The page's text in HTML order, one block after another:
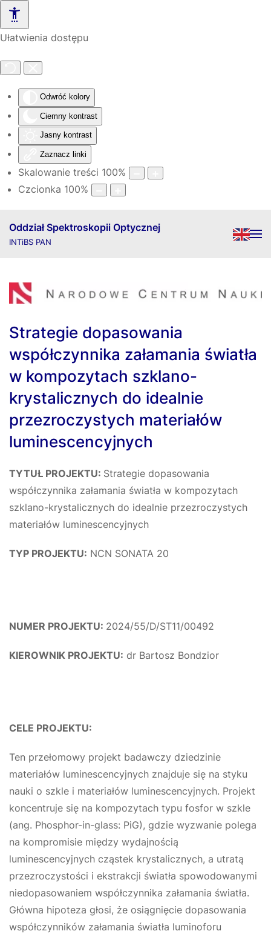
Ułatwienia dostępu
Odwróć kolory
Ciemny kontrast
Jasny kontrast
Zaznacz linki
Skalowanie treści 100%
Czcionka 100%
Skip to main content
Oddział Spektroskopii Optycznej
INTiBS PAN
Strategie dopasowania
współczynnika załamania światła
w kompozytach szklano-
krystalicznych do idealnie
przezroczystych materiałów
luminescencyjnych
TYTUŁ PROJEKTU: Strategie dopasowania
współczynnika załamania światła w kompozytach
szklano-krystalicznych do idealnie przezroczystych
materiałów luminescencyjnych
TYP PROJEKTU: NCN SONATA 20
NUMER PROJEKTU: 2024/55/D/ST11/00492
KIEROWNIK PROJEKTU: dr Bartosz Bondzior
CELE PROJEKTU:
Ten przełomowy projekt badawczy dziedzinie
materiałów luminescencyjnych znajduje się na styku
nauki o szkle i materiałów luminescencyjnych. Projekt
koncentruje się na kompozytach typu fosfor w szkle
(ang. Phosphor-in-glass: PiG), gdzie wyzwanie polega
na kompromisie między wydajnością
luminescencyjnych cząstek krystalicznych, a utratą
przezroczystości i ekstrakcji światła spowodowanymi
niedopasowaniem współczynnika załamania światła.
Główna hipoteza głosi, że osiągnięcie dopasowania
współczynników załamania światła luminoforu